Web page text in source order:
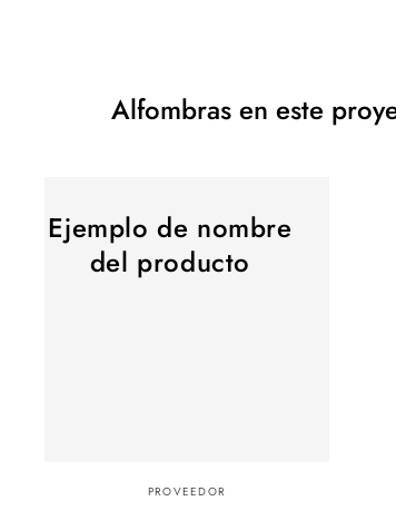
Alfombras en este
de
nombre
Ejemplo de nombre
del producto
PROVEEDOR